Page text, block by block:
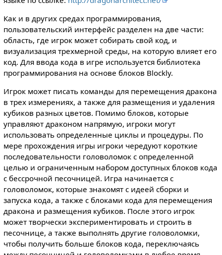
Как и в других средах программирования,
пользовательский интерфейс разделен на две части:
область, где игрок может собирать свой код, и
визуализация трехмерной среды, на которую влияет его
код. Для ввода кода в игре используется библиотека
программирования на основе блоков Blockly.
Игрок может писать команды для перемещения дракона
в трех измерениях, а также для размещения и удаления
кубиков разных цветов. Помимо блоков, которые
управляют драконом напрямую, игроки могут
использовать определенные циклы и процедуры. По
мере прохождения игры игроки чередуют короткие
последовательности головоломок с определенной
целью и ограниченным набором доступных блоков кода
с бессрочной песочницей. Игра начинается с
головоломок, которые знакомят с идеей сборки и
запуска кода, а также с блоками кода для перемещения
дракона и размещения кубиков. После этого игрок
может творчески экспериментировать и строить в
песочнице, а также выполнять другие головоломки,
чтобы получить больше блоков кода, переключаясь